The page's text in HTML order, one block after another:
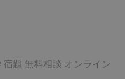
レート
宿題 無料相談 オンライン